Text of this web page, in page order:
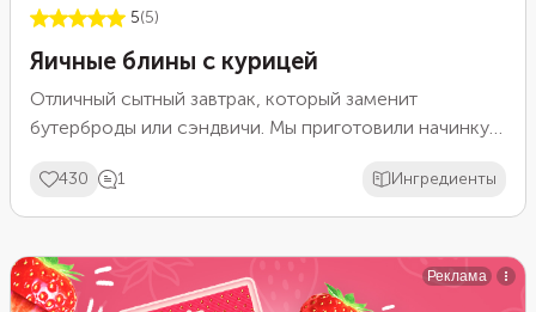
5(5)
Яичные блины с курицей
Отличный сытный завтрак, который заменит
бутерброды или сэндвичи. Мы приготовили начинку
взяли не хлеб и не блины на муке — вместо этого мы
пожарили тонкие яичные блинчики.
430 1 Ингредиенты